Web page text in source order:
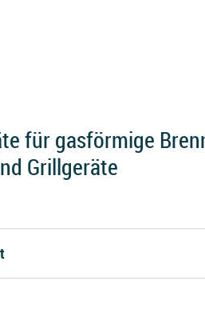
für gasförmige
Grillgeräte